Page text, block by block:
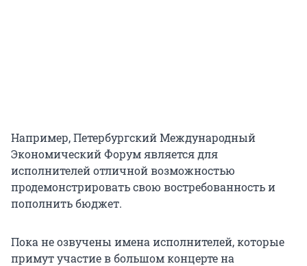
Например, Петербургский Международный
Экономический Форум является для
исполнителей отличной возможностью
продемонстрировать свою востребованность и
пополнить бюджет.
Пока не озвучены имена исполнителей, которые
примут участие в большом концерте на